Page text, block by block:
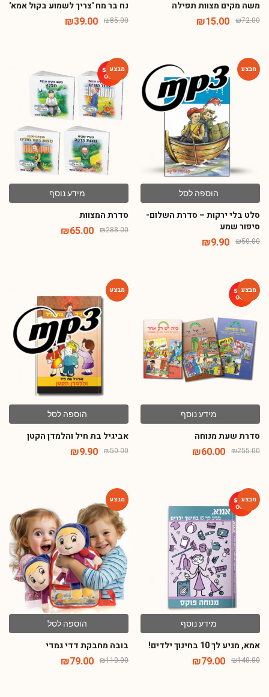
משה מקים מצוות תפילה
₪72.00
₪15.00
נח בר מח 'צריך לשמוע בקול אמא'
₪85.00
₪39.00
הוספה לסל
סלט בלי ירקות – סדרת השלום-
סיפור שמע
₪50.00
₪9.90
-77%
מידע נוסף
סדרת המצוות
₪288.00
₪65.00
מידע נוסף
סדרת שעת מנוחה
₪255.00
₪60.00
הוספה לסל
אביגיל בת חיל והלמדן הקטן
₪50.00
₪9.90
מידע נוסף
אמא, מגיע לך 10 בחינוך ילדים!
₪140.00
₪79.00
-28%
הוספה לסל
בובה מחבקת דדי גמדי
₪110.00
₪79.00
מזמינה אתכם להצטרף למועדון הלקוחות
הכניסו פרטים וקבלו מתנה 10% הנחה לרכישה
אישור קבלת דיוור ועדכונים באמצעות אימייל או
הודעות סמס
הרשמה